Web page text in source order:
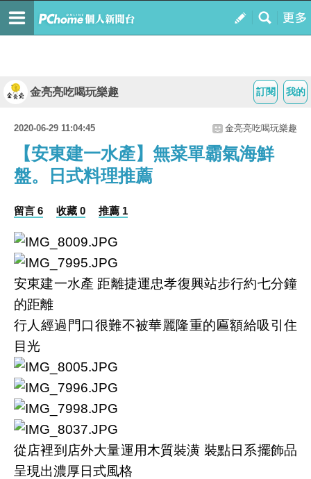
我的
訂閱
金亮亮吃喝玩樂趣
2020-06-29 11:04:45 金亮亮吃喝玩樂趣
【安東建一水產】無菜單霸氣海鮮
盤。日式料理推薦
留言 6 收藏 0 推薦 1
安東建一水產 距離捷運忠孝復興站步行約七分鐘
的距離
行人經過門口很難不被華麗隆重的匾額給吸引住
目光
從店裡到店外大量運用木質裝潢 裝點日系擺飾品
呈現出濃厚日式風格